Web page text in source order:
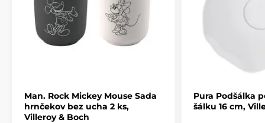
Man. Rock Mickey Mouse Sada
hrnčekov bez ucha 2 ks,
Villeroy & Boch
Pura Podšálka
šálku 16 cm,